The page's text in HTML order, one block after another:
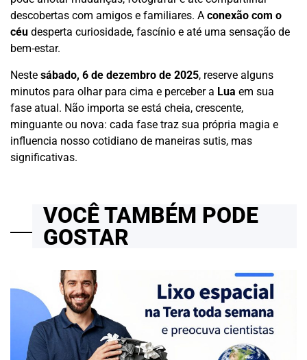
descobertas com amigos e familiares. A conexão com o
céu desperta curiosidade, fascínio e até uma sensação de
bem-estar.
Neste sábado, 6 de dezembro de 2025, reserve alguns
minutos para olhar para cima e perceber a Lua em sua
fase atual. Não importa se está cheia, crescente,
minguante ou nova: cada fase traz sua própria magia e
influencia nosso cotidiano de maneiras sutis, mas
significativas.
VOCÊ TAMBÉM PODE
GOSTAR